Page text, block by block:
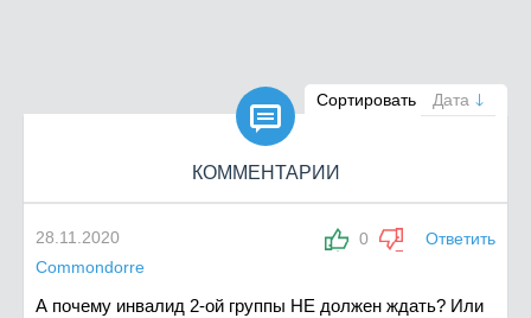
Сортировать Дата

КОММЕНТАРИИ
0 Ответить
28.11.2020
Commondorre
А почему инвалид 2-ой группы НЕ должен ждать? Или